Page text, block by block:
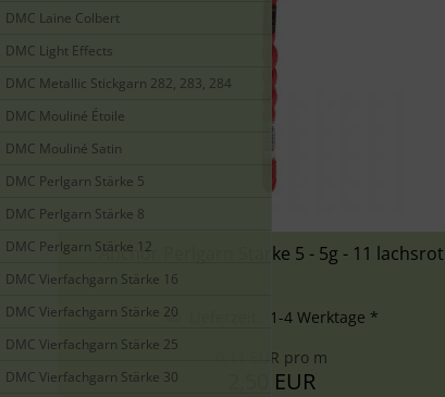
DMC Laine Colbert
DMC Light Effects
DMC Metallic Stickgarn 282, 283, 284
DMC Mouliné Étoile
DMC Mouliné Satin
DMC Perlgarn Stärke 5
DMC Perlgarn Stärke 8
DMC Perlgarn Stärke 12
DMC Vierfachgarn Stärke 16
DMC Vierfachgarn Stärke 20
DMC Vierfachgarn Stärke 25
DMC Vierfachgarn Stärke 30
Anchor Perlgarn Stärke 5 - 5g - 11 lachsrot
Lieferzeit: 1-4 Werktage *
0,11 EUR pro m
2,50 EUR